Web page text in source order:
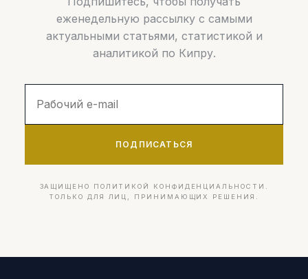
еженедельную рассылку с самыми
актуальными статьями, статистикой и
аналитикой по Кипру.
ПОДПИСАТЬСЯ
ЗАЩИЩЕНО ПОЛИТИКОЙ КОНФИДЕНЦИАЛЬНОСТИ.
ТОЛЬКО ДЛЯ ЛИЦ, ПРИНИМАЮЩИХ РЕШЕНИЯ.